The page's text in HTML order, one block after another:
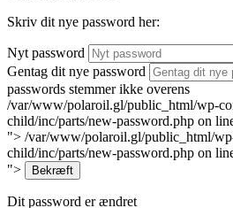
Skriv dit nye password her:
Nyt password
Gentag dit nye password
passwords stemmer ikke overens
/var/www/polaroil.gl/public_html/wp-
child/inc/parts/new-password.php on
"> /var/www/polaroil.gl/public_html/
child/inc/parts/new-password.php on
">
Bekræft
Dit password er ændret